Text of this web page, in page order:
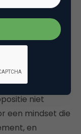
intake al de
drie jaar niet
niet
een mindset die
en